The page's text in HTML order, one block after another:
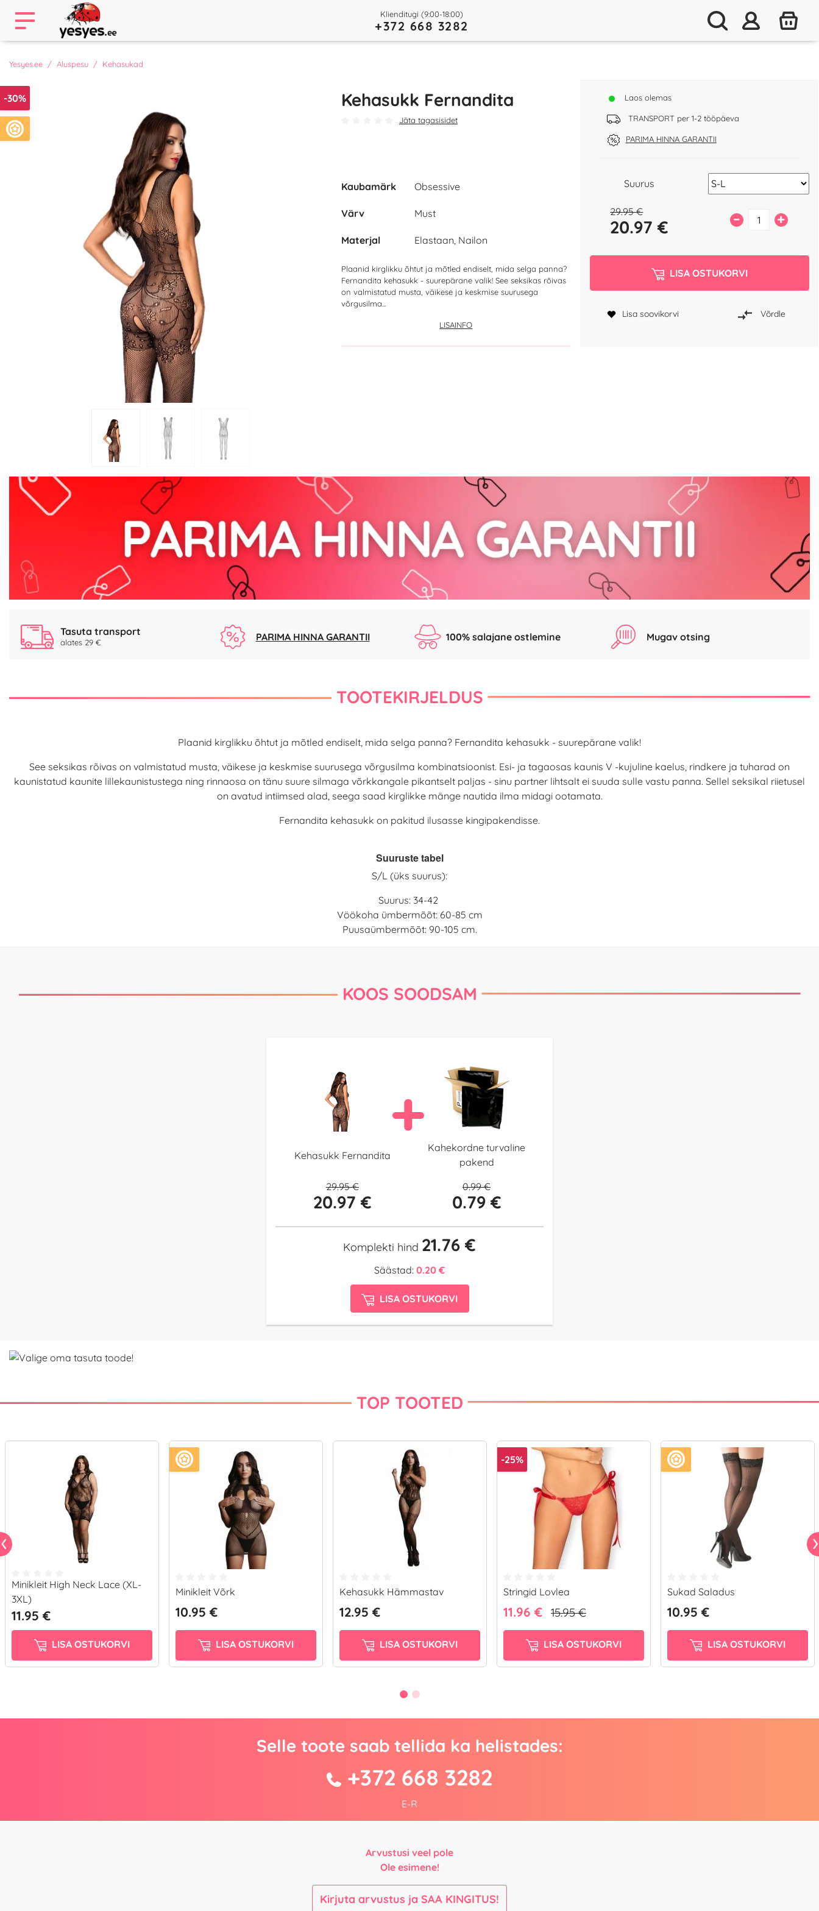
Klienditugi (9:00-18:00)
+372 668 3282
Yesyes.ee Aluspesu Kehasukad
-30% Kehasukk Fernandita
Jäta tagasisidet
Laos olemas
TRANSPORT per 1-2 tööpäeva
PARIMA HINNA GARANTII
Kaubamärk Obsessive
Värv Must
Materjal Elastaan, Nailon
Plaanid kirglikku õhtut ja mõtled endiselt, mida selga panna?
Fernandita kehasukk - suurepärane valik! See seksikas rõivas
on valmistatud musta, väikese ja keskmise suurusega
võrgusilma...
LISAINFO
Suurus
29.95 €
20.97 € – +
LISA OSTUKORVI
Lisa soovikorvi Võrdle
Tasuta transport
alates 29 € PARIMA HINNA GARANTII 100% salajane ostlemine Mugav otsing
TOOTEKIRJELDUS
Plaanid kirglikku õhtut ja mõtled endiselt, mida selga panna? Fernandita kehasukk - suurepärane valik!
See seksikas rõivas on valmistatud musta, väikese ja keskmise suurusega võrgusilma kombinatsioonist. Esi- ja tagaosas kaunis V -kujuline kaelus, rindkere ja tuharad on
kaunistatud kaunite lillekaunistustega ning rinnaosa on tänu suure silmaga võrkkangale pikantselt paljas - sinu partner lihtsalt ei suuda sulle vastu panna. Sellel seksikal riietusel
on avatud intiimsed alad, seega saad kirglikke mänge nautida ilma midagi ootamata.
Fernandita kehasukk on pakitud ilusasse kingipakendisse.
Suuruste tabel
S/L (üks suurus):
Suurus: 34-42
Vöökoha ümbermõõt: 60-85 cm
Puusaümbermõõt: 90-105 cm.
KOOS SOODSAM
Kehasukk Fernandita
29.95 €
20.97 €
Kahekordne turvaline
pakend
0.99 €
0.79 €
Komplekti hind 21.76 €
Säästad: 0.20 €
LISA OSTUKORVI
TOP TOOTED
Minikleit High Neck Lace (XL-
3XL)
11.95 €
LISA OSTUKORVI
Minikleit Võrk
10.95 €
LISA OSTUKORVI
Kehasukk Hämmastav
12.95 €
LISA OSTUKORVI
-25%
Stringid Lovlea
11.96 € 15.95 €
LISA OSTUKORVI
Sukad Saladus
10.95 €
LISA OSTUKORVI
Selle toote saab tellida ka helistades:
+372 668 3282
E-R
Arvustusi veel pole
Ole esimene!
Kirjuta arvustus ja SAA KINGITUS!